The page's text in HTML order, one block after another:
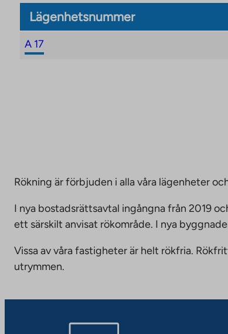
Lägenhetsnummer
A 17
Rökning är förbjuden i alla våra lägenheter
I nya bostadsrättsavtal ingångna från 2019
ett särskilt anvisat rökområde. I nya
Vissa av våra fastigheter är helt rökfria.
utrymmen.